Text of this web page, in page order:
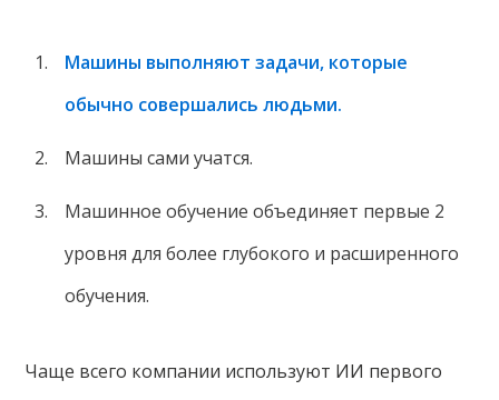
Машины выполняют задачи, которые
обычно совершались людьми.
Машины сами учатся.
Машинное обучение объединяет первые 2
уровня для более глубокого и расширенного
обучения.
Чаще всего компании используют ИИ первого